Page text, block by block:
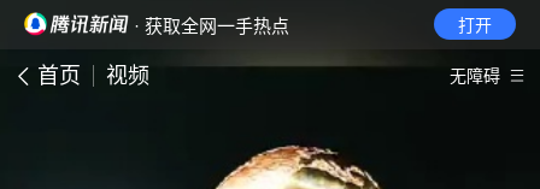
· 获取全网一手热点 打开
首页 视频 无障碍